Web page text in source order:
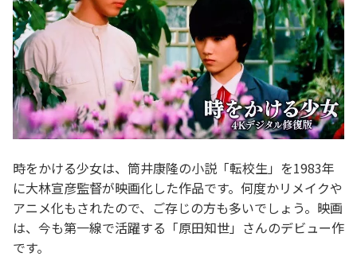
時をかける少女は、筒井康隆の小説「転校生」を1983年
に大林宣彦監督が映画化した作品です。何度かリメイクや
アニメ化もされたので、ご存じの方も多いでしょう。映画
は、今も第一線で活躍する「原田知世」さんのデビュー作
です。